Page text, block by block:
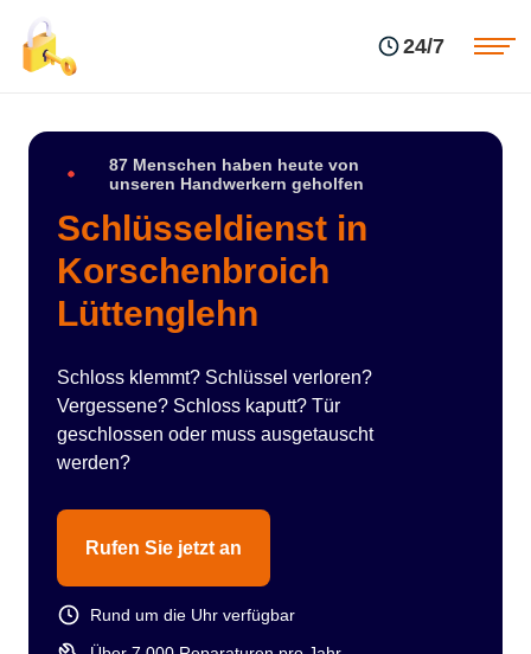
24/7
87 Menschen haben heute von
unseren Handwerkern geholfen
Schlüsseldienst in
Korschenbroich
Lüttenglehn
Schloss klemmt? Schlüssel verloren?
Vergessene? Schloss kaputt? Tür
geschlossen oder muss ausgetauscht
werden?
Rufen Sie jetzt an
Rund um die Uhr verfügbar